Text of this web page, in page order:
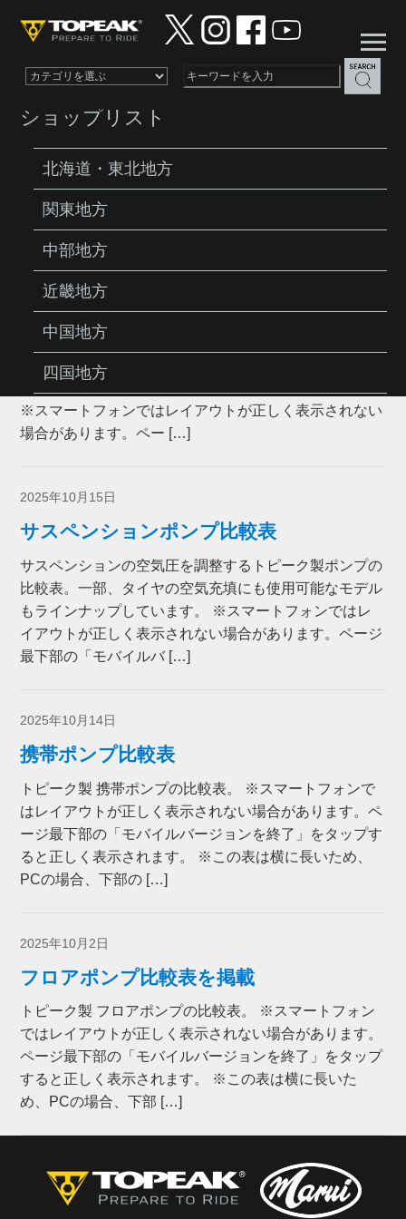
ショップリスト
北海道・東北地方
関東地方
中部地方
近畿地方
中国地方
四国地方
九州・沖縄地方
よくあるご質問
テクノロジー
ヒストリー
カテゴリー:比較表
2025年10月23日
ミニツール比較表
トピーク製ミニツール（携帯工具）の比較表。 ※スペ
ースの都合上、一部の機能は比較表には掲載されており
※スマートフォンではレイアウトが正しく表示されない
場合があります。ペー […]
2025年10月15日
サスペンションポンプ比較表
サスペンションの空気圧を調整するトピーク製ポンプの
比較表。一部、タイヤの空気充填にも使用可能なモデル
もラインナップしています。 ※スマートフォンではレ
イアウトが正しく表示されない場合があります。ページ
最下部の「モバイルバ […]
2025年10月14日
携帯ポンプ比較表
トピーク製 携帯ポンプの比較表。 ※スマートフォンで
はレイアウトが正しく表示されない場合があります。ペ
ージ最下部の「モバイルバージョンを終了」をタップす
ると正しく表示されます。 ※この表は横に長いため、
PCの場合、下部の […]
2025年10月2日
フロアポンプ比較表を掲載
トピーク製 フロアポンプの比較表。 ※スマートフォン
ではレイアウトが正しく表示されない場合があります。
ページ最下部の「モバイルバージョンを終了」をタップ
すると正しく表示されます。 ※この表は横に長いた
め、PCの場合、下部 […]